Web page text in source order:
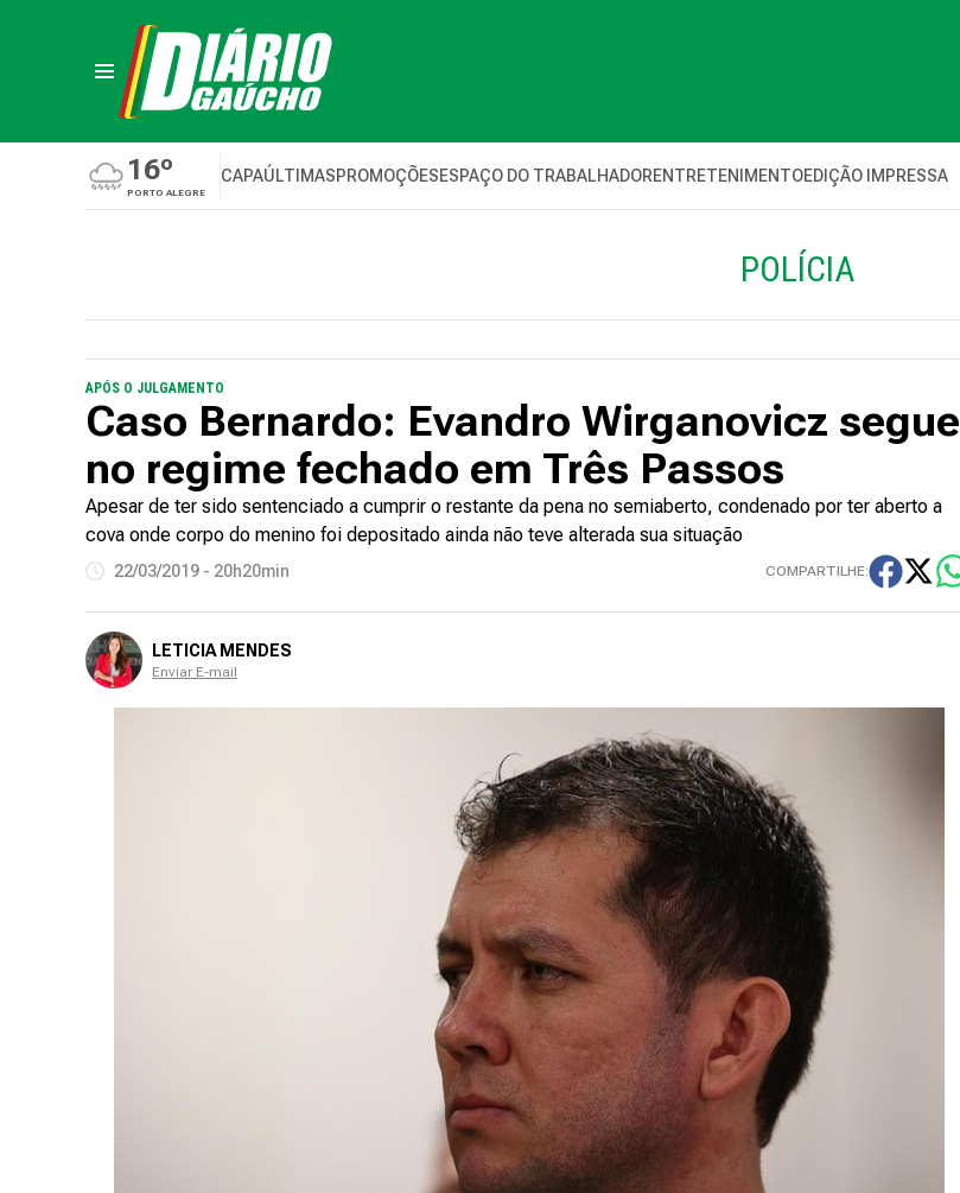
16º
PORTO ALEGRE
CAPAÚLTIMASPROMOÇÕESESPAÇO DO TRABALHADORENTRETENIMENTOEDIÇÃO IMPRESSA
POLÍCIA
APÓS O JULGAMENTO
Caso Bernardo: Evandro Wirganovicz segue
no regime fechado em Três Passos
Apesar de ter sido sentenciado a cumprir o restante da pena no semiaberto, condenado por ter aberto a
cova onde corpo do menino foi depositado ainda não teve alterada sua situação
22/03/2019 - 20h20min COMPARTILHE:
LETICIA MENDES
Enviar E-mail